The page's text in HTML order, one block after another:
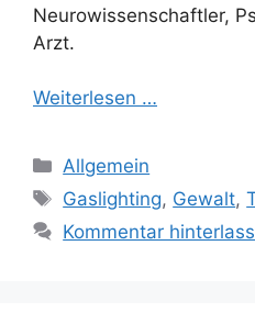
Neurowissenschaftler,
Arzt.
Weiterlesen …
Kategorien
Allgemein
Schlagwörter
Gaslighting, Gewalt,
Kommentar